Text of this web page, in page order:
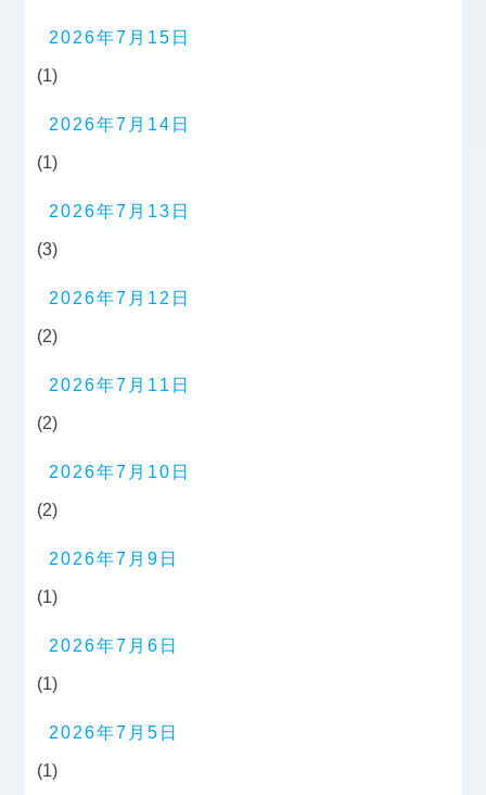
2026年7月15日
(1)
2026年7月14日
(1)
2026年7月13日
(3)
2026年7月12日
(2)
2026年7月11日
(2)
2026年7月10日
(2)
2026年7月9日
(1)
2026年7月6日
(1)
2026年7月5日
(1)